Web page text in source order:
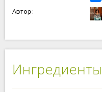
Автор:
Ингредиенты